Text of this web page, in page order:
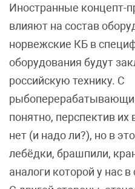
Иностранные концепт-
влияют на состав
норвежские КБ в
оборудования будут
российскую технику. С
понятно, перспектив их
нет (и надо ли?), но в
лебёдки, брашпили,
аналоги которой у нас в